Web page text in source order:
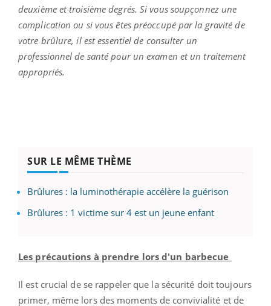
deuxième et troisième degrés. Si vous soupçonnez une
complication ou si vous êtes préoccupé par la gravité de
votre brûlure, il est essentiel de consulter un
professionnel de santé pour un examen et un traitement
appropriés.
SUR LE MÊME THÈME
Brûlures : la luminothérapie accélère la guérison
Brûlures : 1 victime sur 4 est un jeune enfant
Les précautions à prendre lors d'un barbecue
Il est crucial de se rappeler que la sécurité doit toujours
primer, même lors des moments de convivialité et de